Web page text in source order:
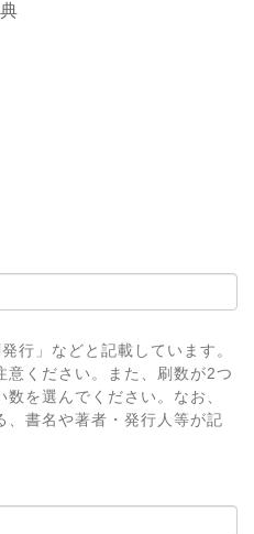
行」などと記載しています。
意ください。また、刷数が2つ
を選んでください。なお、
、書名や著者・発行人等が記